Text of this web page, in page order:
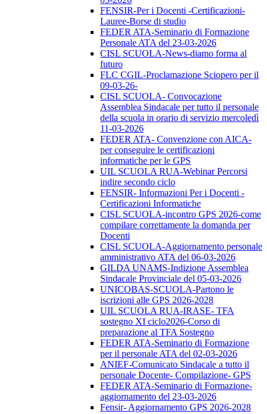
FENSIR-Per i Docenti -Certificazioni-
Lauree-Borse di studio
FEDER ATA-Seminario di Formazione
Personale ATA del 23-03-2026
CISL SCUOLA-News-diamo forma al
futuro
FLC CGIL-Proclamazione Sciopero per il
09-03-26-
CISL SCUOLA- Convocazione
Assemblea Sindacale per tutto il personale
della scuola in orario di servizio mercoledì
11-03-2026
FEDER ATA- Convenzione con AICA-
per conseguire le certificazioni
informatiche per le GPS
UIL SCUOLA RUA-Webinar Percorsi
indire secondo ciclo
FENSIR- Informazioni Per i Docenti -
Certificazioni Informatiche
CISL SCUOLA-incontro GPS 2026-come
compilare correttamente la domanda per
Docenti
CISL SCUOLA-Aggiornamento personale
amministrativo ATA del 06-03-2026
GILDA UNAMS-Indizione Assemblea
Sindacale Provinciale del 05-03-2026
UNICOBAS-SCUOLA-Partono le
iscrizioni alle GPS 2026-2028
UIL SCUOLA RUA-IRASE- TFA
sostegno XI ciclo2026-Corso di
preparazione al TFA Sostegno
FEDER ATA-Seminario di Formazione
per il personale ATA del 02-03-2026
ANIEF-Comunicato Sindacale a tutto il
personale Docente- Compilazione- GPS
FEDER ATA-Seminario di Formazione-
aggiornamento del 23-03-2026
Fensir- Aggiornamento GPS 2026-2028